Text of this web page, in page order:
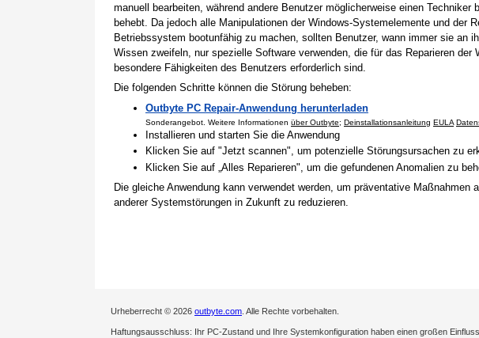
manuell bearbeiten, während andere Benutzer möglicherweise einen Techniker
behebt. Da jedoch alle Manipulationen der Windows-Systemelemente und der
Betriebssystem bootunfähig zu machen, sollten Benutzer, wann immer sie an
Wissen zweifeln, nur spezielle Software verwenden, die für das Reparieren
besondere Fähigkeiten des Benutzers erforderlich sind.
Die folgenden Schritte können die Störung beheben:
Outbyte PC Repair-Anwendung herunterladen
Sonderangebot. Weitere Informationen über Outbyte; Deinstallationsanleitung EULA
Installieren und starten Sie die Anwendung
Klicken Sie auf "Jetzt scannen", um potenzielle Störungsursachen zu
Klicken Sie auf „Alles Reparieren", um die gefundenen Anomalien zu
Die gleiche Anwendung kann verwendet werden, um präventative Maßnahmen
anderer Systemstörungen in Zukunft zu reduzieren.
Urheberrecht © 2026 outbyte.com . Alle Rechte vorbehalten.
Haftungsausschluss: Ihr PC-Zustand und Ihre Systemkonfiguration haben einen großen